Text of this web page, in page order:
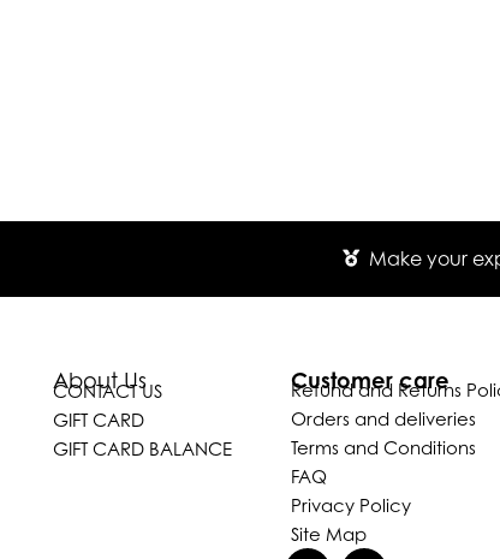
Make your
About Us
CONTACT US
GIFT CARD
GIFT CARD BALANCE
Customer care
Refund and Returns
Orders and deliveries
Terms and Conditions
FAQ
Privacy Policy
Site Map